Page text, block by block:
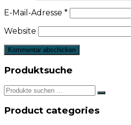
E-Mail-Adresse *
Website
Produktsuche
Product categories